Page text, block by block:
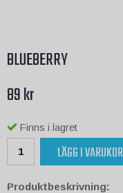
BLUEBERRY
89 kr
Finns i lagret
LÄGG I
Produktbeskrivning: